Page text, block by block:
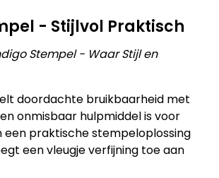
- Stijlvol Praktisch
Stempel - Waar Stijl en
doordachte bruikbaarheid met
onmisbaar hulpmiddel is voor
een praktische stempeloplossing
een vleugje verfijning toe aan